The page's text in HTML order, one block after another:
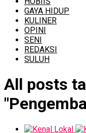
GAYA HIDUP
KULINER
OPINI
SENI
REDAKSI
SULUH
All posts